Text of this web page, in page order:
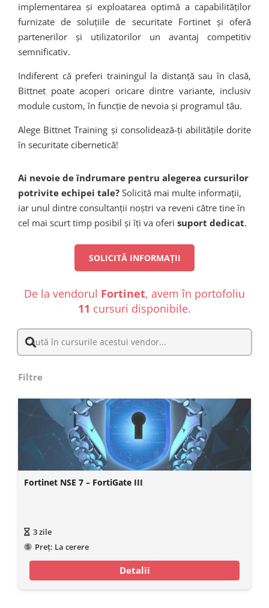
implementarea și exploatarea optimă a capabilităților
furnizate de soluțiile de securitate Fortinet și oferă
partenerilor și utilizatorilor un avantaj competitiv
semnificativ.
Indiferent că preferi trainingul la distanță sau în clasă,
Bittnet poate acoperi oricare dintre variante, inclusiv
module custom, în funcție de nevoia și programul tău.
Alege Bittnet Training și consolidează-ți abilitățile dorite
în securitate cibernetică!
Ai nevoie de îndrumare pentru alegerea cursurilor
potrivite echipei tale? Solicită mai multe informații,
iar unul dintre consultanții noștri va reveni către tine în
cel mai scurt timp posibil și îți va oferi suport dedicat.
SOLICITĂ INFORMAȚII
De la vendorul Fortinet, avem în portofoliu
11 cursuri disponibile.
Filtre
Fortinet NSE 7 – FortiGate III
3zile
Preț: La cerere
Detalii